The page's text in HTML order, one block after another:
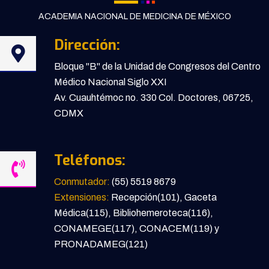
ACADEMIA NACIONAL DE MEDICINA DE MÉXICO
Dirección:
Bloque "B" de la Unidad de Congresos del Centro
Médico Nacional Siglo XXI
Av. Cuauhtémoc no. 330 Col. Doctores, 06725,
CDMX
Teléfonos:
Conmutador: (55) 5519 8679
Extensiones: Recepción(101), Gaceta
Médica(115), Bibliohemeroteca(116),
CONAMEGE(117), CONACEM(119) y
PRONADAMEG(121)